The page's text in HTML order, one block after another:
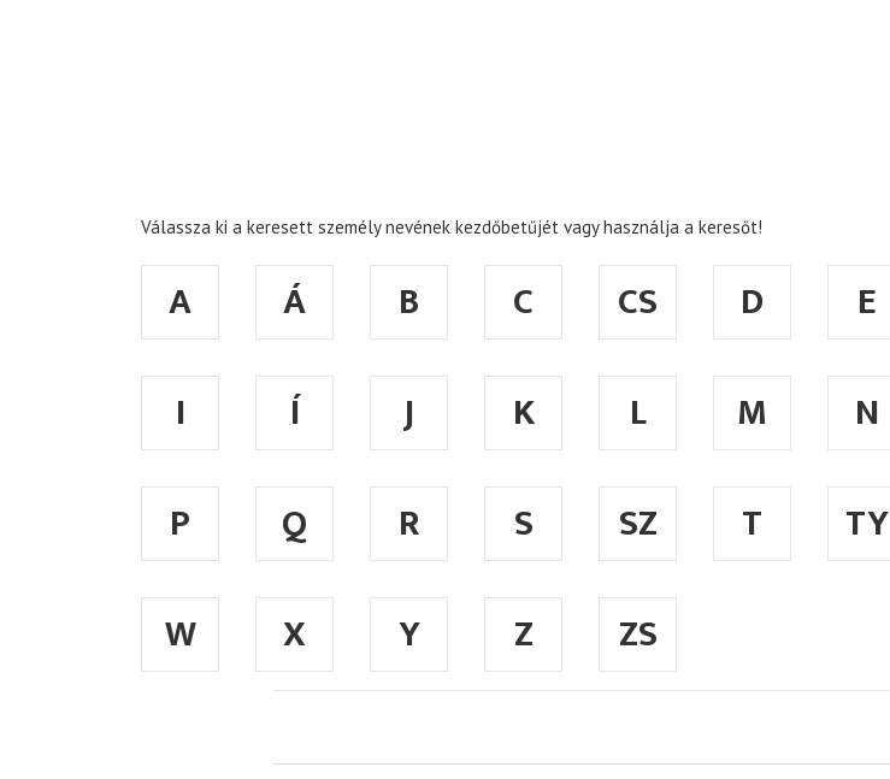
Válassza ki a keresett személy nevének kezdőbetűjét vagy használja a keresőt!
A Á B C CS D E
I
Í J K L M N
P
Q R S SZ T TY
W
X Y Z ZS